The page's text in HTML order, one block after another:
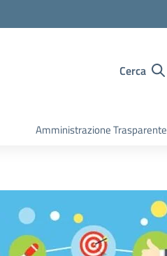
Cerca
Amministrazione Trasparente